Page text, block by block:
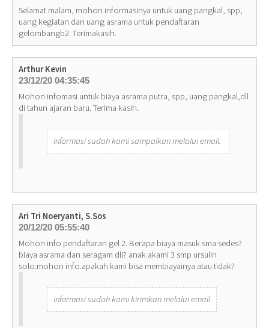
Selamat malam, mohon informasinya untuk uang pangkal, spp,
uang kegiatan dan uang asrama untuk pendaftaran
gelombangb2. Terimakasih.
Arthur Kevin
23/12/20 04:35:45
Mohon infomasi untuk biaya asrama putra, spp, uang pangkal,dll
di tahun ajaran baru. Terima kasih.
informasi sudah kami sampaikan melalui email.
Ari Tri Noeryanti, S.Sos
20/12/20 05:55:40
Mohon info pendaftaran gel 2. Berapa biaya masuk sma sedes?
biaya asrama dan seragam dll? anak akami 3 smp ursulin
solo.mohon info.apakah kami bisa membiayainya atau tidak?
informasi sudah kami kirimkan melalui email